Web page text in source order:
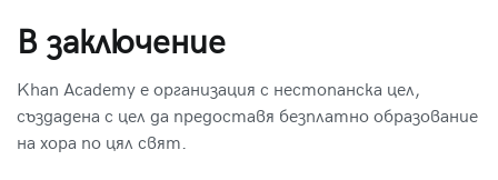
В заключение
Khan Academy е организация с нестопанска цел,
създадена с цел да предоставя безплатно образование
на хора по цял свят.